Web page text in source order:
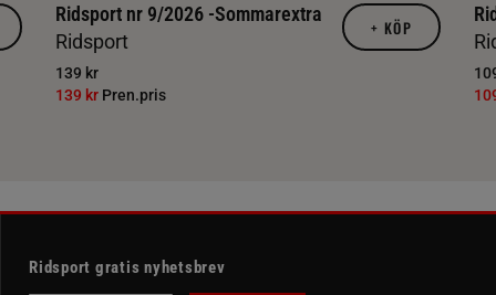
Ridsport nr 9/2026 -Sommarextra
Ridsport
139 kr
139 kr Pren.pris
+ KÖP
Ridsport gratis nyhetsbrev